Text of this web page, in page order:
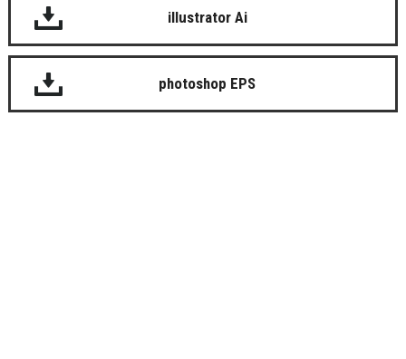
illustrator Ai
photoshop EPS